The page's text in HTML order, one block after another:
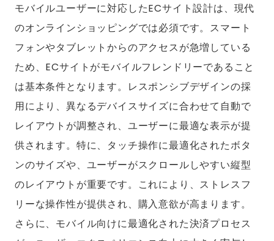
モバイルユーザーに対応したECサイト設計は、現代
のオンラインショッピングでは必須です。スマート
フォンやタブレットからのアクセスが急増している
ため、ECサイトがモバイルフレンドリーであること
は基本条件となります。レスポンシブデザインの採
用により、異なるデバイスサイズに合わせて自動で
レイアウトが調整され、ユーザーに最適な表示が提
供されます。特に、タッチ操作に最適化されたボタ
ンのサイズや、ユーザーがスクロールしやすい縦型
のレイアウトが重要です。これにより、ストレスフ
リーな操作性が提供され、購入意欲が高まります。
さらに、モバイル向けに最適化された決済プロセス